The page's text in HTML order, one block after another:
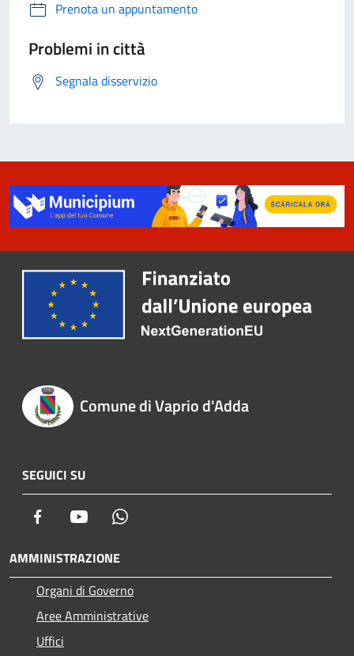
Prenota un appuntamento
Problemi in città
Segnala disservizio
Comune di Vaprio d'Adda
SEGUICI SU
Facebook Youtube
AMMINISTRAZIONE
Organi di Governo
Aree Amministrative
Uffici